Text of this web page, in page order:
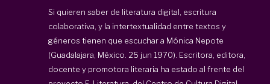
Si quieren saber de literatura digital, escritura
colaborativa, y la intertextualidad entre textos y
géneros tienen que escuchar a Mónica Nepote
(Guadalajara, México. 25 jun 1970). Escritora, editora,
docente y promotora literaria ha estado al frente del